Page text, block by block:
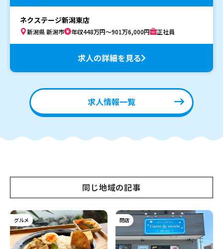
ネクステージ新潟東店
新潟県 新潟市 年収448万円～901万6,000円 正社員
求人の詳細を見る
求人情報一覧
同じ地域の記事
グルメ 閉店